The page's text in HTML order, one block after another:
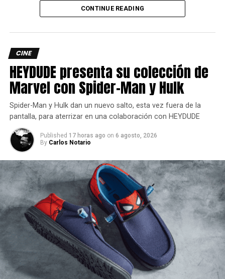
Siguenos en todas nuestrasredes socialespara estar
suscríbete a nuestro canal de
comments
RELATED TOPICS:
UP NEXT
Microsoft cierra las oficinas de Toys for Bob
DON'T MISS
Disney se vuelve accionista de Epic Games al
invertir millones de dólares
Carlos Notario
CONTINUE READING
CINE
HEYDUDE presenta su colección de
Marvel con Spider-Man y Hulk
Spider-Man y Hulk dan un nuevo salto, esta vez fuera de la
pantalla, para aterrizar en una colaboración con HEYDUDE
Published 17 horas ago on 6 agosto, 2026
By Carlos Notario